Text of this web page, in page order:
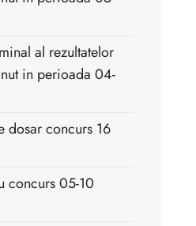
al rezultatelor
in perioada 04-
dosar concurs 16
concurs 05-10